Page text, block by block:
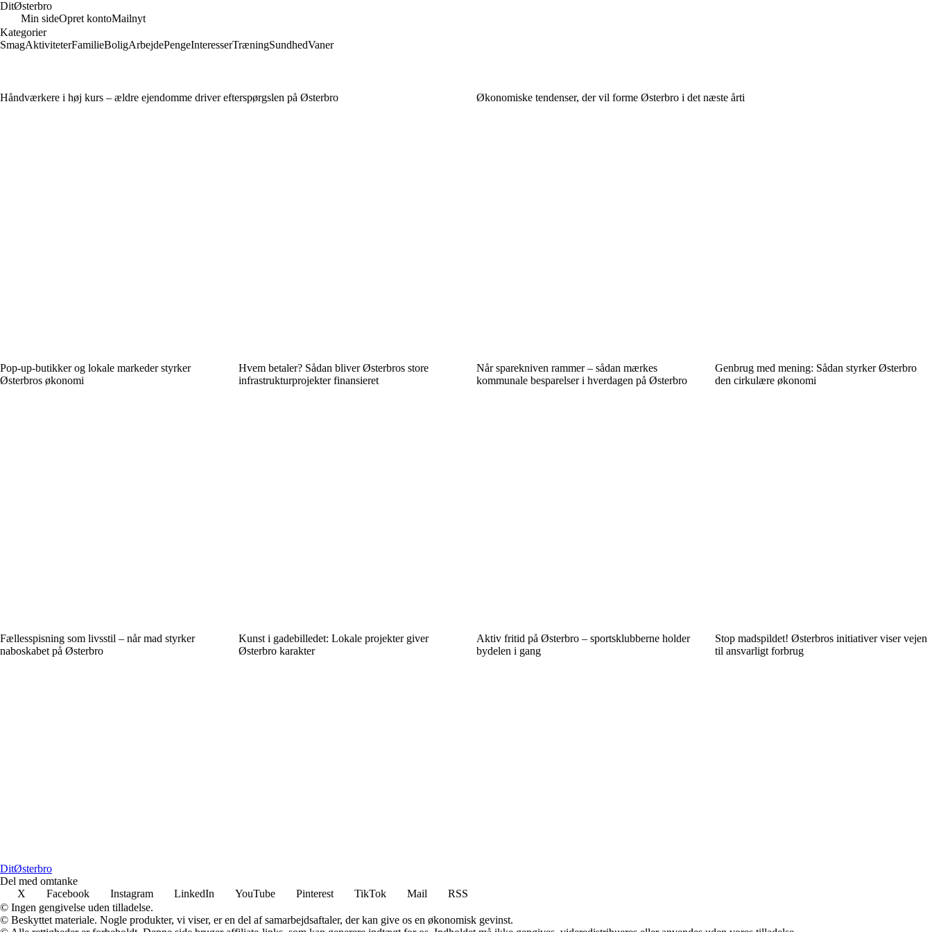
DitØsterbro
Min sideOpret kontoMailnyt
Kategorier
SmagAktiviteterFamilieBoligArbejdePengeInteresserTræningSundhedVaner
Håndværkere i høj kurs – ældre ejendomme driver efterspørgslen på Østerbro Økonomiske tendenser, der vil forme Østerbro i det næste årti
Pop-up-butikker og lokale markeder styrker
Østerbros økonomi
Hvem betaler? Sådan bliver Østerbros store
infrastrukturprojekter finansieret
Når sparekniven rammer – sådan mærkes
kommunale besparelser i hverdagen på Østerbro
Genbrug med mening: Sådan styrker Østerbro
den cirkulære økonomi
Fællesspisning som livsstil – når mad styrker
naboskabet på Østerbro
Kunst i gadebilledet: Lokale projekter giver
Østerbro karakter
Aktiv fritid på Østerbro – sportsklubberne holder
bydelen i gang
Stop madspildet! Østerbros initiativer viser vejen
til ansvarligt forbrug
DitØsterbro
Del med omtanke
X
Facebook Instagram LinkedIn YouTube Pinterest TikTok Mail
RSS
© Ingen gengivelse uden tilladelse.
© Beskyttet materiale. Nogle produkter, vi viser, er en del af samarbejdsaftaler, der kan give os en økonomisk gevinst.